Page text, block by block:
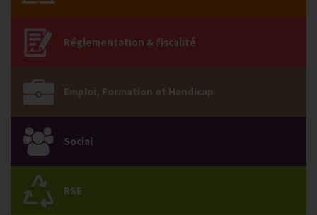
Réglementation & fiscalité
Emploi, Formation et Handicap
Social
RSE